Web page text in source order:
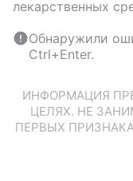
лекарственных
Обнаружили
Ctrl+Enter.
ИНФОРМАЦИЯ
ЦЕЛЯХ. НЕ
ПЕРВЫХ